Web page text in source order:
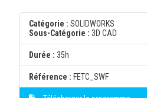
Catégorie : SOLIDWORKS
Sous-Catégorie : 3D CAD
Durée : 35h
Référence : FETC_SWF